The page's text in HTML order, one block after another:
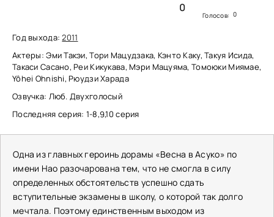
0
Голосов: 0
Год выхода:2011
Актеры: Эми Такэи, Тори Мацудзака, Кэнто Каку, Такуя Исида,
Такаси Сасано, Реи Кикукава, Мэри Мацуяма, Томоюки Миямае,
Yôhei Ohnishi, Рюудзи Харада
Озвучка: Люб. Двухголосый
Последняя серия: 1-8,9,10 серия
Одна из главных героинь дорамы «Весна в Асуко» по
имени Нао разочарована тем, что не смогла в силу
определенных обстоятельств успешно сдать
вступительные экзамены в школу, о которой так долго
мечтала. Поэтому единственным выходом из